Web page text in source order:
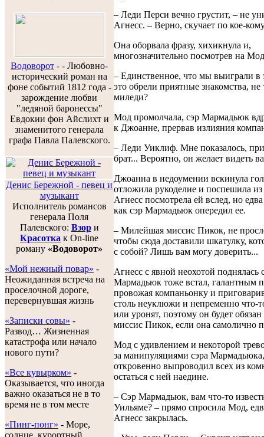
Водоворот - - Любовно-
исторический роман на
фоне событий 1812 года -
зарождение любви
"ледяной баронессы"
Евдокии фон Айслихт и
знаменитого генерала
графа Павла Палевского.
Денис Бережной - певец и
музыкант
Исполнитель романсов
генерала Поля
Палевского: Взори
Красотка к On-line
роману «Водоворот»
«Мой нежный повар» -
Неожиданная встреча на
проселочной дороге,
перевернувшая жизнь
«Записки совы» -
Развод… Жизненная
катастрофа или начало
нового пути?
«Все кувырком» -
Оказывается, что иногда
важно оказаться не в то
время не в том месте
«Пинг-понг» - Море,
солнце, курортный
– Леди Перси вечно грустит, – не
Агнесс. – Верно, скучает по кое-
Она оборвала фразу, хихикнула и,
многозначительно посмотрев на
– Единственное, что мы выиграли в
это обрели приятные знакомства, не
миледи?
Мод промолчала, сэр Мармадьюк
к Джоанне, прервав излияния
– Леди Уиклиф. Мне показалось,
брат... Вероятно, он желает видеть
Джоанна в недоумении вскинула
отложила рукоделие и поспешила
Агнесс посмотрела ей вслед, но
как сэр Мармадьюк опередил ее.
– Милейшая миссис Пикок, не
чтобы сюда доставили шкатулку,
с собой? Лишь вам могу доверить...
Агнесс с явной неохотой поднялась
Мармадьюк тоже встал, галантным
провожая компаньонку и
столь неуклюжи и непременно что-
или уронят, поэтому он будет
миссис Пикок, если она самолично
Мод с удивлением и некоторой
за манипуляциями сэра
откровенно выпроводил всех из
остаться с ней наедине.
– Сэр Мармадьюк, вам что-то
Уильяме? – прямо спросила Мод,
Агнесс закрылась.